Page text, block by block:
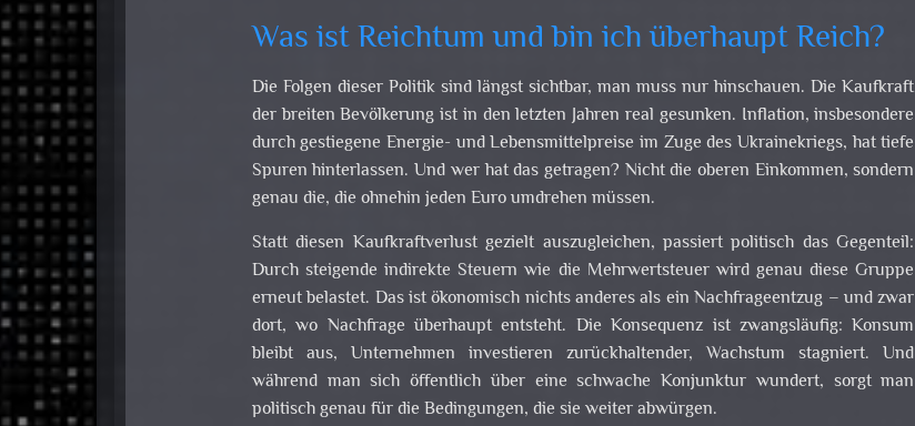
Was ist Reichtum und bin ich überhaupt Reich?
Die Folgen dieser Politik sind längst sichtbar, man muss nur hinschauen. Die Kaufkraft
der breiten Bevölkerung ist in den letzten Jahren real gesunken. Inflation, insbesondere
durch gestiegene Energie- und Lebensmittelpreise im Zuge des Ukrainekriegs, hat tiefe
Spuren hinterlassen. Und wer hat das getragen? Nicht die oberen Einkommen, sondern
genau die, die ohnehin jeden Euro umdrehen müssen.
Statt diesen Kaufkraftverlust gezielt auszugleichen, passiert politisch das Gegenteil:
Durch steigende indirekte Steuern wie die Mehrwertsteuer wird genau diese Gruppe
erneut belastet. Das ist ökonomisch nichts anderes als ein Nachfrageentzug – und zwar
dort, wo Nachfrage überhaupt entsteht. Die Konsequenz ist zwangsläufig: Konsum
bleibt aus, Unternehmen investieren zurückhaltender, Wachstum stagniert. Und
während man sich öffentlich über eine schwache Konjunktur wundert, sorgt man
politisch genau für die Bedingungen, die sie weiter abwürgen.